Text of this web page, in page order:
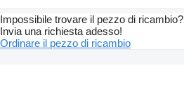
Impossibile trovare il pezzo di ricambio?
Invia una richiesta adesso!
Ordinare il pezzo di ricambio